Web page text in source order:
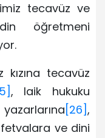
tecavüz ve
öğretmeni
tecavüz
, laik hukuku
[26] ,
ve dini